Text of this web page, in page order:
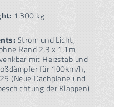
1.300 kg
Strom und Licht,
Rand 2,3 x 1,1m,
mit Heizstab und
für 100km/h,
(Neue Dachplane und
der Klappen)